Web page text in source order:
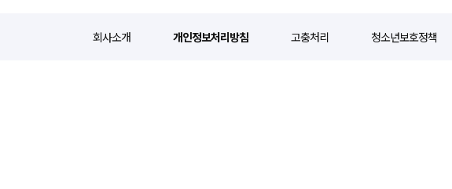
회사소개 개인정보처리방침 고충처리 청소년보호정책